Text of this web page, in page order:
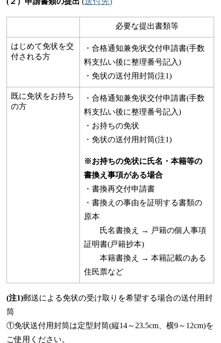
必要な提出書類等
はじめて免状を交
付される方
・合格通知兼免状交付申請書(手数
料支払い後に整理番号記入)
・免状の送付用封筒(注1)
既に免状をお持ち
の方
・合格通知兼免状交付申請書(手数
料支払い後に整理番号記入)
・お持ちの免状
・免状の送付用封筒(注1)
※お持ちの免状に氏名・本籍等の
書換え事項がある場合
・書換再交付申請書
・書換えの事由を証明する書類の
原本
氏名書換え → 戸籍の個人事項
証明書(戸籍抄本)
本籍書換え → 本籍記載のある
住民票など
(注1)郵送による免状の受け取りを希望する場合の送付用封
筒
①免状送付用封筒は定型封筒(縦14～23.5cm、横9～12cm)を
ご使用ください。